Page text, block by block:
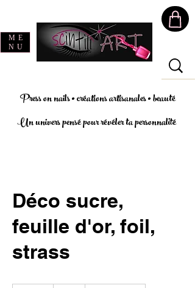
ME
NU
Press on nails • créations artisanales • beauté
Un univers pensé pour révéler ta personnalité
Déco sucre,
feuille d'or, foil,
strass